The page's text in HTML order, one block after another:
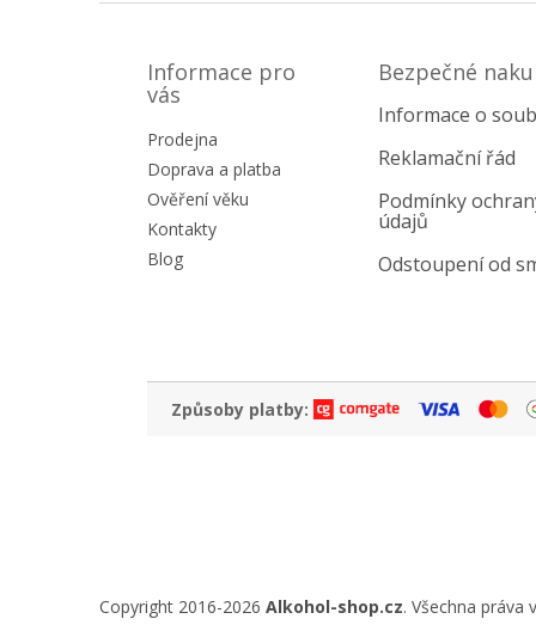
Informace pro
vás
Prodejna
Doprava a platba
Ověření věku
Kontakty
Blog
Bezpečné
Informace o
Reklamační řád
Podmínky
údajů
Odstoupení od
Způsoby platby:
Copyright 2016-2026 Alkohol-shop.cz. Všechna práva